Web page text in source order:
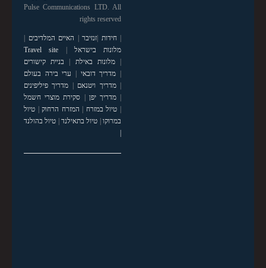
Pulse Communications LTD. All
rights reserved
|חידות |זנזיבר | האיים המלדיבים |
מלונות בישראל |
Travel site
|מלונות באילת | בניית קישורים
| מדריך דובאי | ערי בירה בעולם
|מדריך ויטנאם | מדריך פיליפינים
|מדריך יפן | סקירת מוצרי חשמל
| טיול במזרח | המזרח הרחוק| טיול
במרוקו| טיול בתאילנד| טיול בהולנד
|